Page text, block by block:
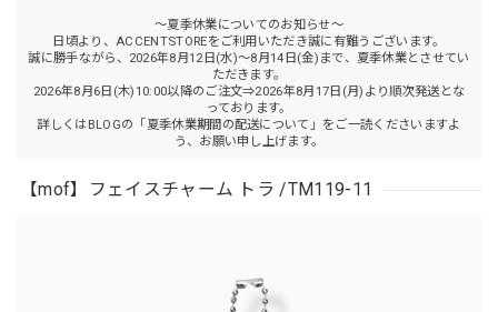
～夏季休業についてのお知らせ～
日頃より、ACCENTSTOREをご利用いただき誠に有難うございます。
誠に勝手ながら、2026年8月12日(水)～8月14日(金)まで、夏季休業とさせてい
ただきます。
2026年8月6日(木)10:00以降のご注文⇒2026年8月17日(月)より順次発送とな
っております。
詳しくはBLOGの「夏季休業期間の配送について」をご一読くださいますよ
う、お願い申し上げます。
【mof】フェイスチャーム トラ /TM119-11